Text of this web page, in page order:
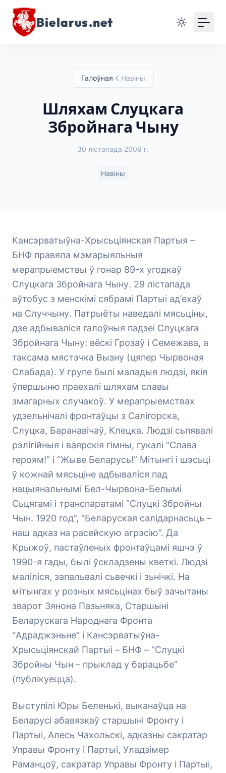
Bielarus.net
Галоўная Навіны
Шляхам Слуцкага
Збройнага Чыну
30 лістапада 2009 г.
Навіны
Кансэрватыўна-Хрысьціянская Партыя –
БНФ правяла мэмарыяльныя
мерапрыемствы ў гонар 89-х угодкаў
Слуцкага Збройнага Чыну. 29 лістапада
аўтобус з менскімі сябрамі Партыі ад’ехаў
на Случчыну. Патрыёты наведалі мясьціны,
дзе адбываліся галоўныя падзеі Слуцкага
Збройнага Чыну: вёскі Грозаў і Семежава, а
таксама мястэчка Вызну (цяпер Чырвоная
Слабада). У групе былі маладыя людзі, якія
ўпершыню праехалі шляхам славы
змагарных случакоў. У мерапрыемствах
удзельнічалі фронтаўцы з Салігорска,
Слуцка, Баранавічаў, Клецка. Людзі сьпявалі
рэлігійныя і ваярскія гімны, гукалі “Слава
героям!” і “Жыве Беларусь!” Мітынгі і шэсьці
ў кожнай мясьціне адбываліся пад
нацыянальнымі Бел-Чырвона-Белымі
Сьцягамі і транспаратамі “Слуцкі Збройны
Чын. 1920 год”, “Беларуская салідарнасьць –
наш адказ на расейскую агрэсію”. Да
Крыжоў, пастаўленых фронтаўцамі яшчэ ў
1990-я гады, былі ўскладзены кветкі. Людзі
маліліся, запальвалі сьвечкі і зьнічкі. На
мітынгах у розных мясьцінах быў зачытаны
зварот Зянона Пазьняка, Старшыні
Беларускага Народнага Фронта
“Адраджэньне” і Кансэрватыўна-
Хрысьціянскай Партыі – БНФ – “Слуцкі
Збройны Чын – прыклад у барацьбе”
(публікуецца).
Выступілі Юры Беленькі, выканаўца на
Беларусі абавязкаў старшыні Фронту і
Партыі, Алесь Чахольскі, адказны сакратар
Управы Фронту і Партыі, Уладзімер
Раманцоў, сакратар Управы Фронту і Партыі,